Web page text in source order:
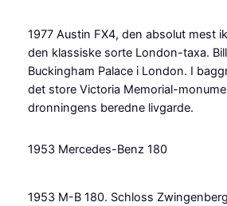
1977 Austin FX4, den absolut mest
den klassiske sorte London-taxa.
Buckingham Palace i London. I
det store Victoria Memorial-
dronningens beredne livgarde.
1953 Mercedes-Benz 180
1953 M-B 180. Schloss